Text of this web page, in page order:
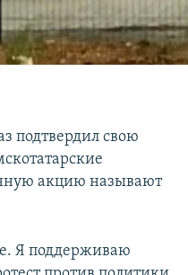
подтвердил свою
акцию называют
Я поддерживаю